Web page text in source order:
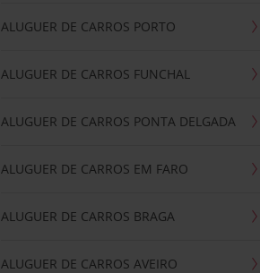
ALUGUER DE CARROS PORTO
ALUGUER DE CARROS FUNCHAL
ALUGUER DE CARROS PONTA DELGADA
ALUGUER DE CARROS EM FARO
ALUGUER DE CARROS BRAGA
ALUGUER DE CARROS AVEIRO